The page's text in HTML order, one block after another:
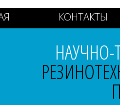
КОНТАКТЫ
НАУЧНО-